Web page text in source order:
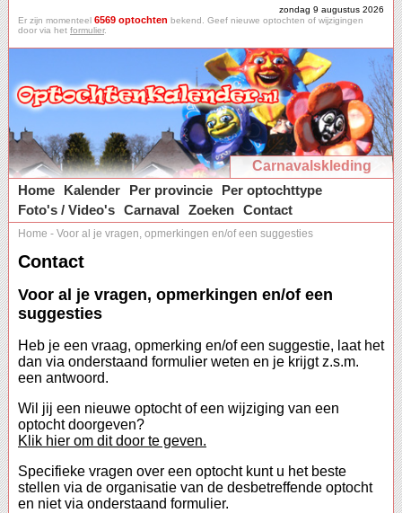
zondag 9 augustus 2026
Er zijn momenteel 6569 optochten bekend. Geef nieuwe optochten of wijzigingen
door via het formulier.
Carnavalskleding
Home
Kalender Per provincie
Per optochttype
Foto's / Video's Carnaval Zoeken Contact
Home - Voor al je vragen, opmerkingen en/of een suggesties
Contact
Voor al je vragen, opmerkingen en/of een
suggesties
Heb je een vraag, opmerking en/of een suggestie, laat het
dan via onderstaand formulier weten en je krijgt z.s.m.
een antwoord.
Wil jij een nieuwe optocht of een wijziging van een
optocht doorgeven?
Klik hier om dit door te geven.
Specifieke vragen over een optocht kunt u het beste
stellen via de organisatie van de desbetreffende optocht
en niet via onderstaand formulier.